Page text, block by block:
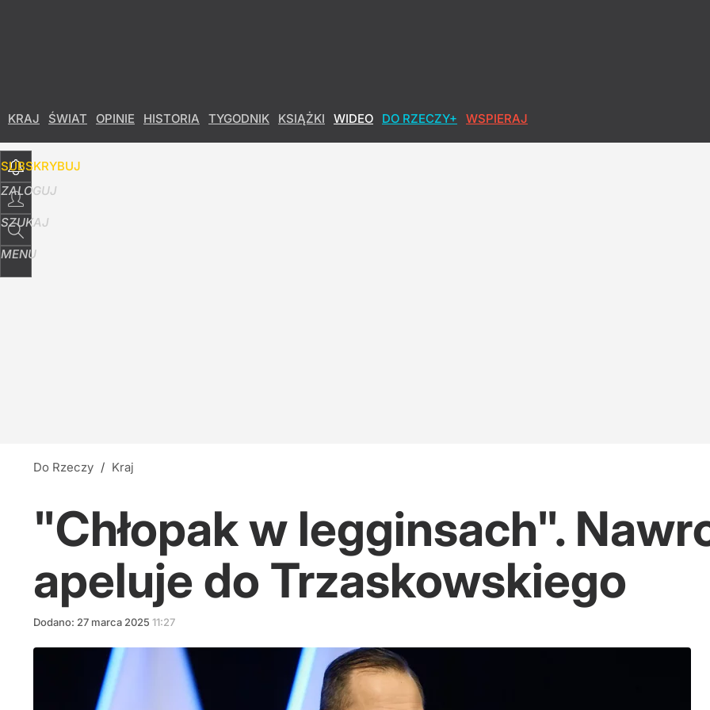
KRAJ ŚWIAT OPINIE HISTORIA TYGODNIK KSIĄŻKI WIDEO DO RZECZY+ WSPIERAJ
SUBSKRYBUJ
ZALOGUJ
SZUKAJ
MENU
Do Rzeczy / Kraj
"Chłopak w legginsach".
apeluje do Trzaskowskiego
Dodano: 27 marca 2025 11:27